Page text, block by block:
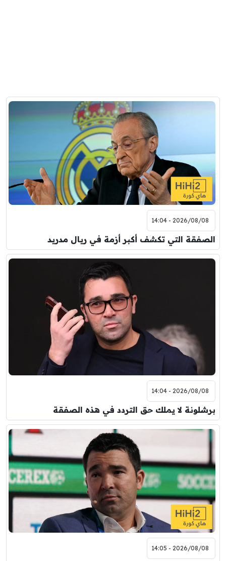
2026/08/08 - 14:04
الصفقة التي تكشف أكبر أزمة في ريال مدريد
2026/08/08 - 14:04
برشلونة لا يملك حق التردد في هذه الصفقة
2026/08/08 - 14:05